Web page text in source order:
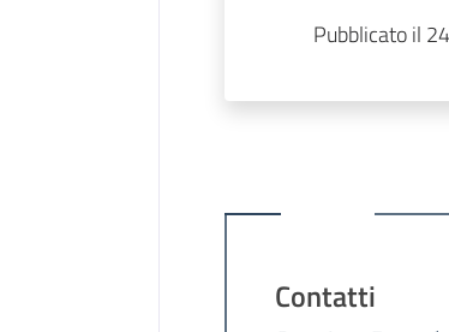
Pubblicato il
Contatti